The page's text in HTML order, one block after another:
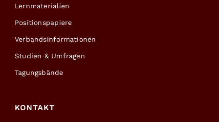
Lernmaterialien
Positionspapiere
Verbandsinformationen
Studien & Umfragen
Tagungsbände
KONTAKT